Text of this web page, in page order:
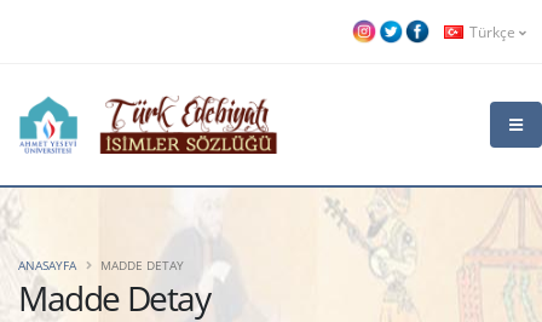
Türkçe
Madde Detay
ANASAYFA MADDE DETAY